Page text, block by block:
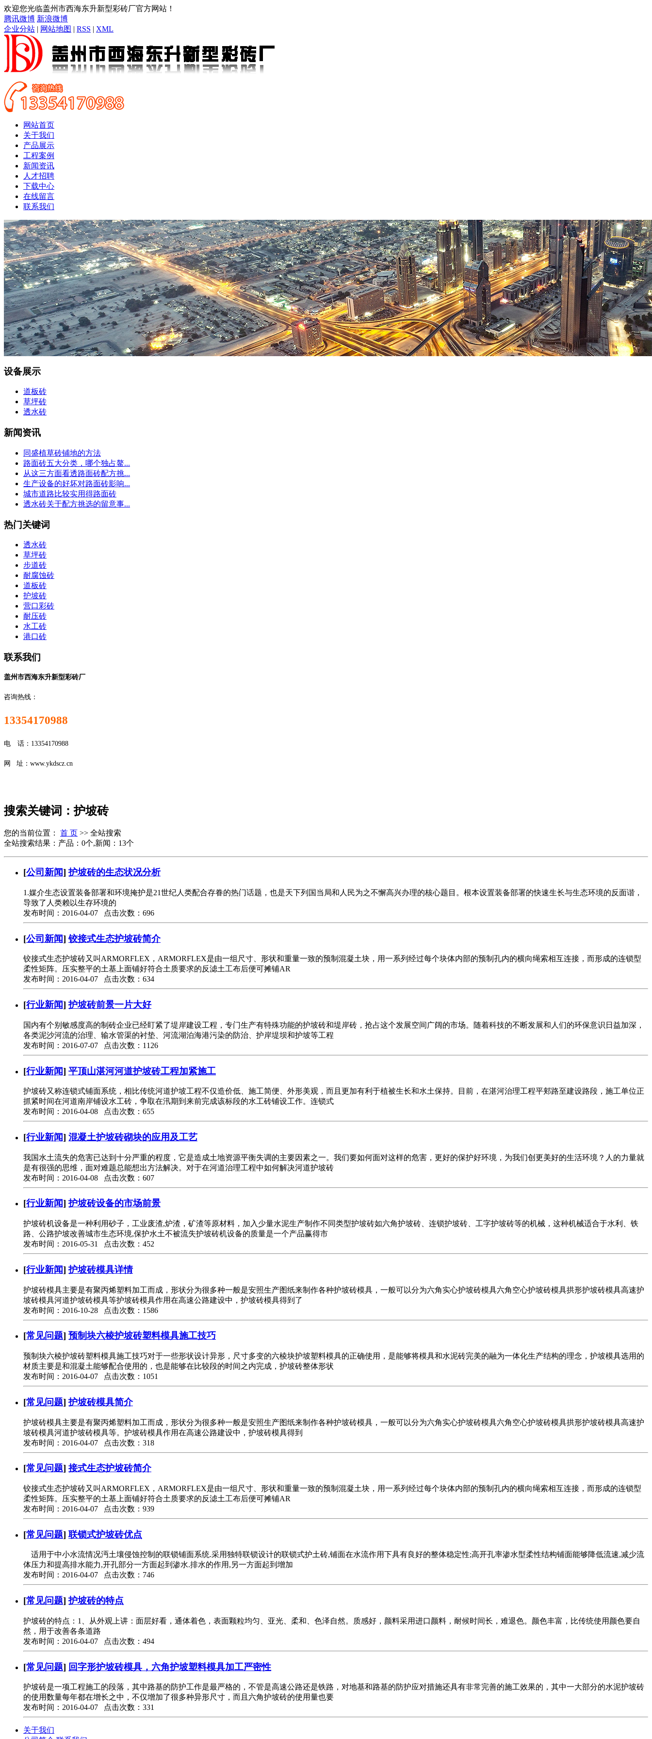
欢迎您光临盖州市西海东升新型彩砖厂官方网站！
腾讯微博 新浪微博
企业分站 | 网站地图 | RSS | XML
网站首页
关于我们
产品展示
工程案例
新闻资讯
人才招聘
下载中心
在线留言
联系我们
设备展示
道板砖
草坪砖
透水砖
新闻资讯
同盛植草砖铺地的方法
路面砖五大分类，哪个独占鳌...
从这三方面看透路面砖配方挑...
生产设备的好坏对路面砖影响...
城市道路比较实用得路面砖
透水砖关于配方挑选的留意事...
热门关键词
透水砖
草坪砖
步道砖
耐腐蚀砖
道板砖
护坡砖
营口彩砖
耐压砖
水工砖
港口砖
联系我们
盖州市西海东升新型彩砖厂
咨询热线：
13354170988
电 话：13354170988
网 址：www.ykdscz.cn
搜索关键词：护坡砖
您的当前位置： 首 页 >> 全站搜索
全站搜索结果：产品：0个,新闻：13个
[公司新闻]护坡砖的生态状况分析
1.媒介生态设置装备部署和环境掩护是21世纪人类配合存眷的热门话题，也是天下列国当局和人民为之不懈高兴办理的核心题目。根本设置装备部署的快速生长与生态环境的反面谐，
导致了人类赖以生存环境的
发布时间：2016-04-07 点击次数：696
[公司新闻]铰接式生态护坡砖简介
铰接式生态护坡砖又叫ARMORFLEX，ARMORFLEX是由一组尺寸、形状和重量一致的预制混凝土块，用一系列经过每个块体内部的预制孔内的横向绳索相互连接，而形成的连锁型
柔性矩阵。压实整平的土基上面铺好符合土质要求的反滤土工布后便可摊铺AR
发布时间：2016-04-07 点击次数：634
[行业新闻]护坡砖前景一片大好
国内有个别敏感度高的制砖企业已经盯紧了堤岸建设工程，专门生产有特殊功能的护坡砖和堤岸砖，抢占这个发展空间广阔的市场。随着科技的不断发展和人们的环保意识日益加深，
各类泥沙河流的治理、输水管渠的衬垫、河流湖泊海港污染的防治、护岸堤坝和护坡等工程
发布时间：2016-07-07 点击次数：1126
[行业新闻] 平顶山湛河河道护坡砖工程加紧施工
护坡砖又称连锁式铺面系统，相比传统河道护坡工程不仅造价低、施工简便、外形美观，而且更加有利于植被生长和水土保持。目前，在湛河治理工程平郏路至建设路段，施工单位正
抓紧时间在河道南岸铺设水工砖，争取在汛期到来前完成该标段的水工砖铺设工作。连锁式
发布时间：2016-04-08 点击次数：655
[行业新闻] 混凝土护坡砖砌块的应用及工艺
我国水土流失的危害已达到十分严重的程度，它是造成土地资源平衡失调的主要因素之一。我们要如何面对这样的危害，更好的保护好环境，为我们创更美好的生活环境？人的力量就
是有很强的思维，面对难题总能想出方法解决。对于在河道治理工程中如何解决河道护坡砖
发布时间：2016-04-08 点击次数：607
[行业新闻]护坡砖设备的市场前景
护坡砖机设备是一种利用砂子，工业废渣,炉渣，矿渣等原材料，加入少量水泥生产制作不同类型护坡砖如六角护坡砖、连锁护坡砖、工字护坡砖等的机械，这种机械适合于水利、铁
路、公路护坡改善城市生态环境,保护水土不被流失护坡砖机设备的质量是一个产品赢得市
发布时间：2016-05-31 点击次数：452
[行业新闻]护坡砖模具详情
护坡砖模具主要是有聚丙烯塑料加工而成，形状分为很多种一般是安照生产图纸来制作各种护坡砖模具，一般可以分为六角实心护坡砖模具六角空心护坡砖模具拱形护坡砖模具高速护
坡砖模具河道护坡砖模具等护坡砖模具作用在高速公路建设中，护坡砖模具得到了
发布时间：2016-10-28 点击次数：1586
[常见问题] 预制块六棱护坡砖塑料模具施工技巧
预制块六棱护坡砖塑料模具施工技巧对于一些形状设计异形，尺寸多变的六棱块护坡塑料模具的正确使用，是能够将模具和水泥砖完美的融为一体化生产结构的理念，护坡模具选用的
材质主要是和混凝土能够配合使用的，也是能够在比较段的时间之内完成，护坡砖整体形状
发布时间：2016-04-07 点击次数：1051
[常见问题]护坡砖模具简介
护坡砖模具主要是有聚丙烯塑料加工而成，形状分为很多种一般是安照生产图纸来制作各种护坡砖模具，一般可以分为六角实心护坡砖模具六角空心护坡砖模具拱形护坡砖模具高速护
坡砖模具河道护坡砖模具等。护坡砖模具作用在高速公路建设中，护坡砖模具得到
发布时间：2016-04-07 点击次数：318
[常见问题] 接式生态护坡砖简介
铰接式生态护坡砖又叫ARMORFLEX，ARMORFLEX是由一组尺寸、形状和重量一致的预制混凝土块，用一系列经过每个块体内部的预制孔内的横向绳索相互连接，而形成的连锁型
柔性矩阵。压实整平的土基上面铺好符合土质要求的反滤土工布后便可摊铺AR
发布时间：2016-04-07 点击次数：939
[常见问题] 联锁式护坡砖优点
适用于中小水流情况沔土壤侵蚀控制的联锁铺面系统.采用独特联锁设计的联锁式护土砖,铺面在水流作用下具有良好的整体稳定性;高开孔率渗水型柔性结构铺面能够降低流速,减少流
体压力和提高排水能力,开孔部分一方面起到渗水.排水的作用,另一方面起到增加
发布时间：2016-04-07 点击次数：746
[常见问题]护坡砖的特点
护坡砖的特点：1、从外观上讲：面层好看，通体着色，表面颗粒均匀、亚光、柔和、色泽自然。质感好，颜料采用进口颜料，耐候时间长，难退色。颜色丰富，比传统使用颜色要自
然，用于改善各条道路
发布时间：2016-04-07 点击次数：494
[常见问题] 回字形护坡砖模具，六角护坡塑料模具加工严密性
护坡砖是一项工程施工的段落，其中路基的防护工作是最严格的，不管是高速公路还是铁路，对地基和路基的防护应对措施还具有非常完善的施工效果的，其中一大部分的水泥护坡砖
的使用数量每年都在增长之中，不仅增加了很多种异形尺寸，而且六角护坡砖的使用量也要
发布时间：2016-04-07 点击次数：331
关于我们